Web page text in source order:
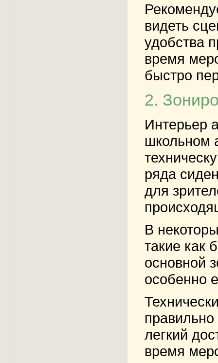
видеть
удобства
время
быстро
2.
Интерьер
школьном
ряда
для
В
такие как
основной
особенно
легкий
время